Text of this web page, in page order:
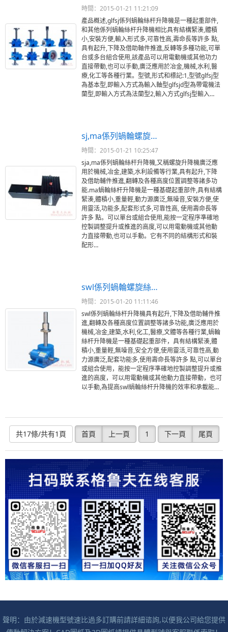
時間：2015-01-21 11:21:09
產品概述,glfsj係列蝸輪絲杆升降機是一種起重部件,
和其他係列蝸輪絲杆升降機相比具有結構緊湊,體積
小,安裝方便,輸入形式多,可靠性高,壽命長等許多 點,
具有起升,下降及借助軸件推進,反轉等多種功能,可單
台或多台組合使用,該產品可以用電動機或其他功力
直接帶動,也可以手動,廣泛應用於冶金,機械,水利,醫
療,化工等各種行業。型號,形式和標記:1,型號glfsj型
為基本型,即輸入方式為輸入軸型glfsjd型為帶電機法
蘭型,即輸入方式為法蘭型2,輸入方式glfsj型輸入…
sj,ma係列蝸輪螺旋…
時間：2015-01-21 10:25:47
sja,ma係列蝸輪絲杆升降機,又稱螺旋升降機廣泛應
用於機械,冶金,建築,水利設備等行業,具有起升,下降
及借助輔件推進,翻轉及各種高度位置調整等諸多功
能.ma蝸輪絲杆升降機是一種基礎起重部件,具有結構
緊湊,體積小,重量輕,動力源廣泛,無噪音,安裝方便,使
用靈活,功能多,配套形式多,可靠性高, 使用壽命長等
許多 點。可以單台或組合使用,能按一定程序準確地
控製調整提升或推進的高度,可以用電動機或其他動
力直接帶動,也可以手動。它有不同的結構形式和裝
配形…
swl係列蝸輪螺旋絲…
時間：2015-01-20 11:11:46
swl係列蝸輪絲杆升降機具有起升,下降及借助輔件推
進,翻轉及各種高度位置調整等諸多功能,廣泛應用於
機械,冶金,建築,水利,化工,醫療,文體等各種行業,蝸輪
絲杆升降機是一種基礎起重部件，具有結構緊湊,體
積小,重量輕,無噪音,安全方便,使用靈活,可靠性高,動
力源廣泛,配套功能多,使用壽命長等許多 點,可以單台
或組合使用，能按一定程序準確地控製調整提升或推
進的高度，可以用電動機或其他動力直接帶動，也可
以手動,為提高swl蝸輪絲杆升降機的效率和承載能…
共17條/共有1頁 首頁 上一頁 1 下一頁 尾頁
聲明：由於減速機型號速比過多訂購前請詳細谘詢,以便我公司給您提供